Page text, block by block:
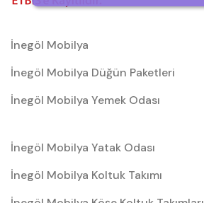
İnegöl Mobilya
İnegöl Mobilya Düğün Paketleri
İnegöl Mobilya Yemek Odası
İnegöl Mobilya Yatak Odası
İnegöl Mobilya Koltuk Takımı